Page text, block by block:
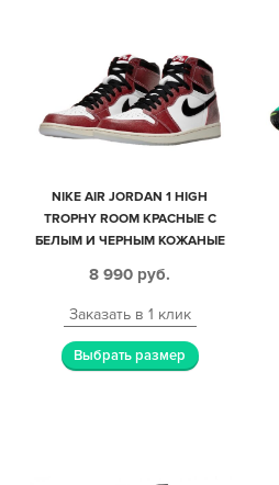
NIKE AIR JORDAN 1 HIGH
TROPHY ROOM КРАСНЫЕ С
БЕЛЫМ И ЧЕРНЫМ КОЖАНЫЕ
8 990 руб.
Заказать в 1 клик
Выбрать размер